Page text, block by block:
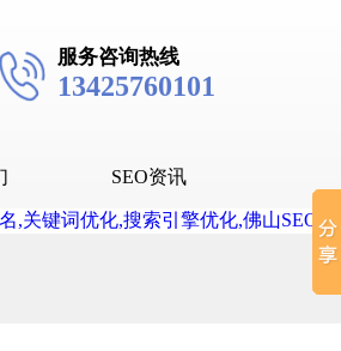
服务咨询热线
13425760101
SEO资讯